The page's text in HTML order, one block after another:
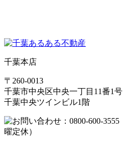
千葉本店
〒260-0013
千葉市中央区中央一丁目11番1号
千葉中央ツインビル1階